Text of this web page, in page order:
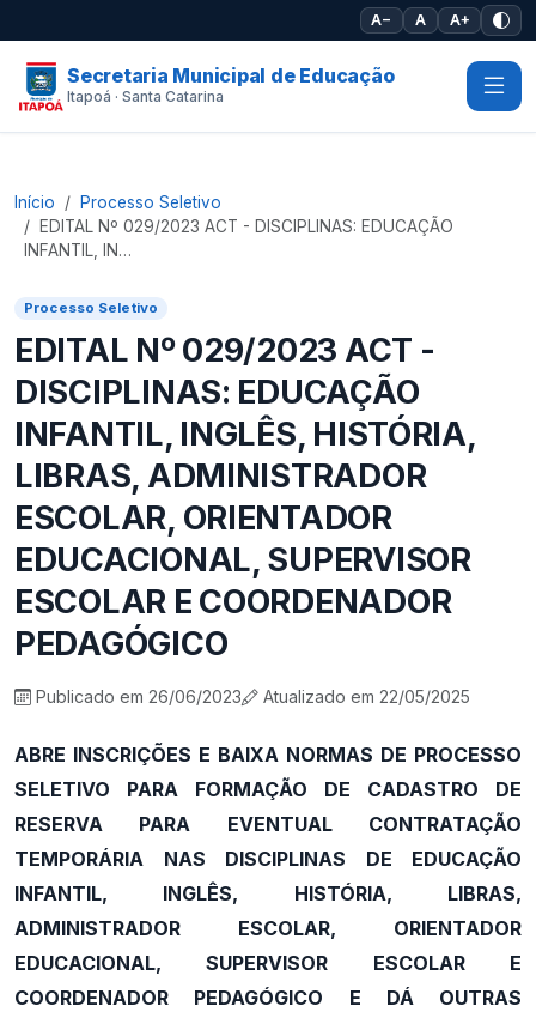
A− A A+
Secretaria Municipal de Educação
Itapoá · Santa Catarina
Início
Processo Seletivo
EDITAL Nº 029/2023 ACT - DISCIPLINAS: EDUCAÇÃO
INFANTIL, IN…
Processo Seletivo
EDITAL Nº 029/2023 ACT -
DISCIPLINAS: EDUCAÇÃO
INFANTIL, INGLÊS, HISTÓRIA,
LIBRAS, ADMINISTRADOR
ESCOLAR, ORIENTADOR
EDUCACIONAL, SUPERVISOR
ESCOLAR E COORDENADOR
PEDAGÓGICO
Publicado em 26/06/2023 Atualizado em 22/05/2025
ABRE INSCRIÇÕES E BAIXA NORMAS DE PROCESSO
SELETIVO PARA FORMAÇÃO DE CADASTRO DE
RESERVA PARA EVENTUAL CONTRATAÇÃO
TEMPORÁRIA NAS DISCIPLINAS DE EDUCAÇÃO
INFANTIL, INGLÊS, HISTÓRIA, LIBRAS,
ADMINISTRADOR ESCOLAR, ORIENTADOR
EDUCACIONAL, SUPERVISOR ESCOLAR E
COORDENADOR PEDAGÓGICO E DÁ OUTRAS